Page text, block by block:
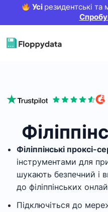
Усі резидентські та
Філіппінські проксі-
інструментами для
шукають безпечний і
до філіппінських
Підключіться до